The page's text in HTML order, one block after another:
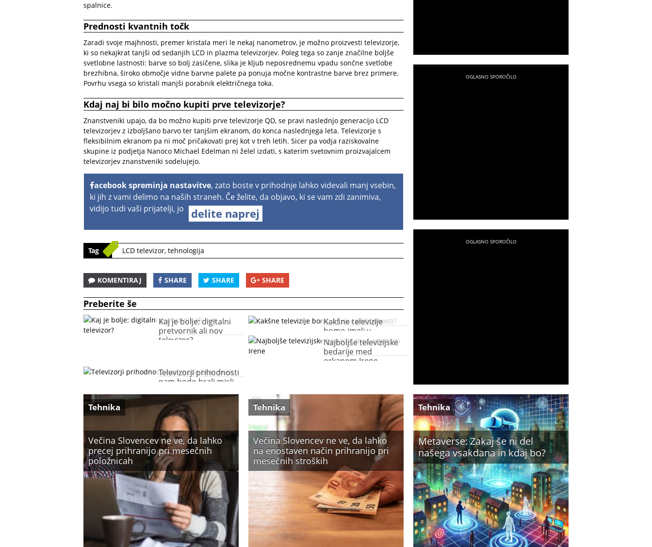
spalnice.
Prednosti kvantnih točk
Zaradi svoje majhnosti, premer kristala meri le nekaj nanometrov, je možno proizvesti televizorje,
ki so nekajkrat tanjši od sedanjih LCD in plazma televizorjev. Poleg tega so zanje značilne boljše
svetlobne lastnosti: barve so bolj zasičene, slika je kljub neposrednemu vpadu sončne svetlobe
brezhibna, široko območje vidne barvne palete pa ponuja močne kontrastne barve brez primere.
Povrhu vsega so kristali manjši porabnik električnega toka.
Kdaj naj bi bilo močno kupiti prve televizorje?
Znanstveniki upajo, da bo možno kupiti prve televizorje QD, se pravi naslednjo generacijo LCD
televizorjev z izboljšano barvo ter tanjšim ekranom, do konca naslednjega leta. Televizorje s
fleksibilnim ekranom pa ni moč pričakovati prej kot v treh letih. Sicer pa vodja raziskovalne
skupine iz podjetja Nanoco Michael Edelman ni želel izdati, s katerim svetovnim proizvajalcem
televizorjev znanstveniki sodelujejo.
acebook spreminja nastavitve, zato boste v prihodnje lahko videvali manj vsebin,
ki jih z vami delimo na naših straneh. Če želite, da objavo, ki se vam zdi zanimiva,
vidijo tudi vaši prijatelji, jo
delite naprej
Tag LCD televizor, tehnologija
KOMENTIRAJ SHARE SHARE SHARE
Preberite še
Kaj je bolje: digitalni
pretvornik ali nov
televizor?
Kakšne televizije
bomo imeli v
prihodnosti?
Najboljše televizijske
bedarije med
orkanom Irene
Televizorji prihodnosti
nam bodo brali misli
Večina Slovencev ne ve, da lahko
precej prihranijo pri mesečnih
položnicah
Tehnika
Večina Slovencev ne ve, da lahko
na enostaven način prihranijo pri
mesečnih stroških
Tehnika
Metaverse: Zakaj še ni del
našega vsakdana in kdaj bo?
Tehnika